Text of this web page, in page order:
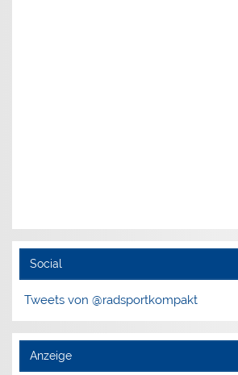
Social
Tweets von @radsportkompakt
Anzeige